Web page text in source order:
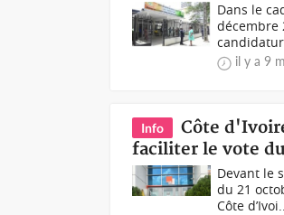
Dans le
décembre
il y a 9
Info
Côte
faciliter le vote
Devant le
du 21
Côte